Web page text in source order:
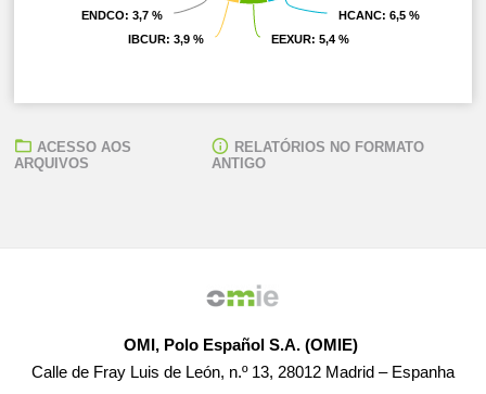
HCANC: 6,5 %
HCANC: 6,5 %
EEXUR: 5,4 %
EEXUR: 5,4 %
IBCUR: 3,9 %
IBCUR: 3,9 %
ENDCO: 3,7 %
ENDCO: 3,7 %
ACESSO AOS
ARQUIVOS
RELATÓRIOS NO FORMATO
ANTIGO
OMI, Polo Español S.A. (OMIE)
Calle de Fray Luis de León, n.º 13, 28012 Madrid – Espanha